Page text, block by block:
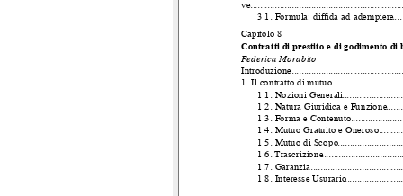
ve
3.1. Formula: difﬁda ad adempiere
Capitolo 8
Contratti di prestito e di godimento di
Federica Morabito
Introduzione
1. Il contratto di mutuo
1.1. Nozioni Generali
1.2. Natura Giuridica e Funzione
1.3. Forma e Contenuto
1.4. Mutuo Gratuito e Oneroso
1.5. Mutuo di Scopo
1.6. Trascrizione
1.7. Garanzia
1.8. Interesse Usurario